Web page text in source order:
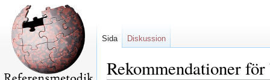
Rekommendationer
Sida Diskussion